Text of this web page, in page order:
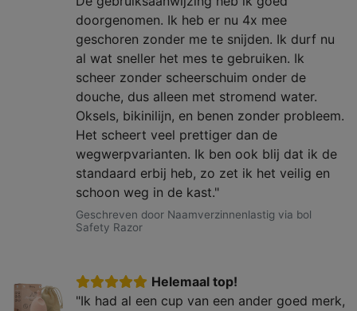
doorgenomen. Ik heb er nu 4x mee
geschoren zonder me te snijden. Ik durf nu
al wat sneller het mes te gebruiken. Ik
scheer zonder scheerschuim onder de
douche, dus alleen met stromend water.
Oksels, bikinilijn, en benen zonder probleem.
Het scheert veel prettiger dan de
wegwerpvarianten. Ik ben ook blij dat ik de
standaard erbij heb, zo zet ik het veilig en
schoon weg in de kast."
Geschreven door Naamverzinnenlastig via bol
Safety Razor
Helemaal top!
"Ik had al een cup van een ander goed merk,